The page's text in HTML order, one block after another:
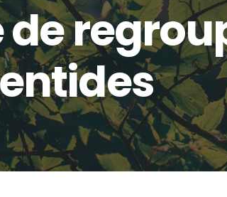
de